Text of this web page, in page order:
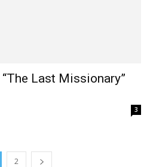
Last Missionary”
3
2